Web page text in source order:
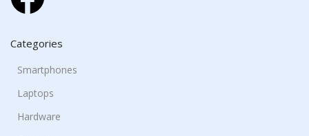
Categories
Smartphones
Laptops
Hardware